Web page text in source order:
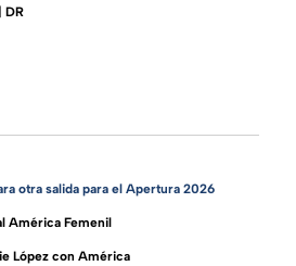
DR
otra salida para el Apertura 2026
América Femenil
López con América